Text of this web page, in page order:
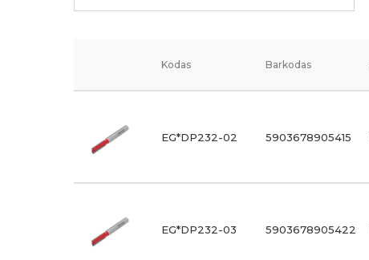
Kodas Barkodas
EG*DP232-02 5903678905415
EG*DP232-03 5903678905422